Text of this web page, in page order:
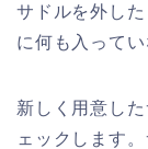
サドルを外し
に何も入って
新しく用意し
ェックします